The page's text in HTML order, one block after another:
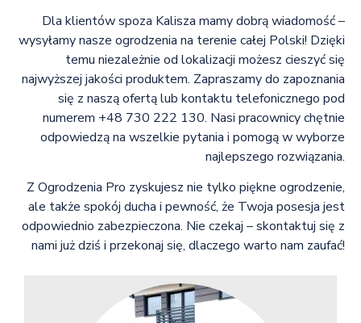
Dla klientów spoza Kalisza mamy dobrą wiadomość –
wysyłamy nasze ogrodzenia na terenie całej Polski! Dzięki
temu niezależnie od lokalizacji możesz cieszyć się
najwyższej jakości produktem. Zapraszamy do zapoznania
się z naszą ofertą lub kontaktu telefonicznego pod
numerem +48 730 222 130. Nasi pracownicy chętnie
odpowiedzą na wszelkie pytania i pomogą w wyborze
najlepszego rozwiązania.
Z Ogrodzenia Pro zyskujesz nie tylko piękne ogrodzenie,
ale także spokój ducha i pewność, że Twoja posesja jest
odpowiednio zabezpieczona. Nie czekaj – skontaktuj się z
nami już dziś i przekonaj się, dlaczego warto nam zaufać!